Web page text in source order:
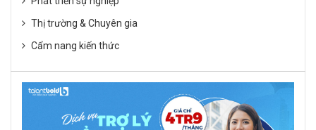
Thị trường & Chuyên gia
Cẩm nang kiến thức